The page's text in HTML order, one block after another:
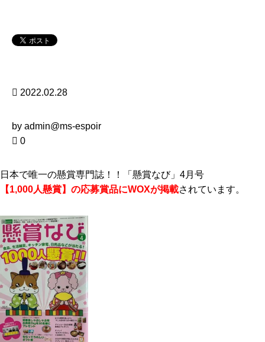
2022.02.28
by admin@ms-espoir
0
日本で唯一の懸賞専門誌！！「懸賞なび」4月号
【1,000人懸賞】の応募賞品にWOXが掲載されています。